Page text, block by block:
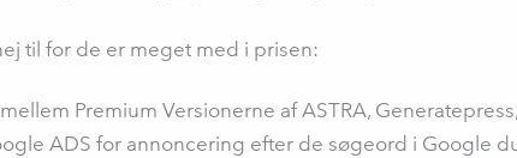
til for de er meget med i prisen:
Premium Versionerne af ASTRA,
ADS for annoncering efter de søgeord i Google